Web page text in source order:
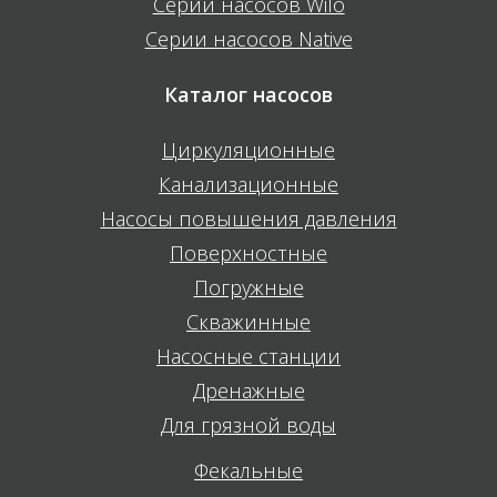
Серии насосов Native
Каталог насосов
Циркуляционные
Канализационные
Насосы повышения давления
Поверхностные
Погружные
Скважинные
Насосные станции
Дренажные
Для грязной воды
Фекальные